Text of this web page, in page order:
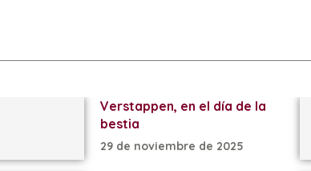
Verstappen, en el día de la
bestia
29 de noviembre de 2025